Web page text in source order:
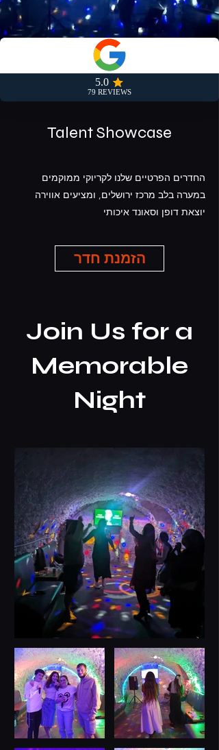
Talent Showcase
החדרים הפרטיים שלנו לקריוקי ממוקמים
במערה בלב מרכז ירושלים, ומציעים אווירה
יוצאת דופן וסאונד איכותי
הזמנת חדר
Join Us for a
Memorable
Night